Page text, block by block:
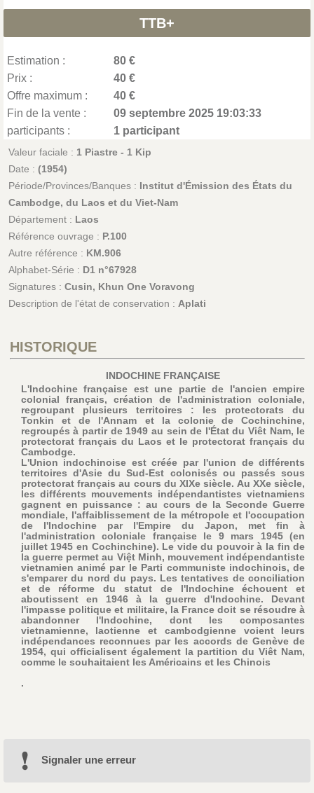
TTB+
Estimation :
80 €
Prix :
40 €
Offre maximum :
40 €
Fin de la vente :
09 septembre 2025 19:03:33
participants :
1 participant
Valeur faciale : 1 Piastre - 1 Kip
Date : (1954)
Période/Provinces/Banques : Institut d'Émission des États du
Cambodge, du Laos et du Viet-Nam
Département : Laos
Référence ouvrage : P.100
Autre référence : KM.906
Alphabet-Série : D1 n°67928
Signatures : Cusin, Khun One Voravong
Description de l'état de conservation : Aplati
HISTORIQUE
INDOCHINE FRANÇAISE
L'Indochine française est une partie de l'ancien empire
colonial français, création de l'administration coloniale,
regroupant plusieurs territoires : les protectorats du
Tonkin et de l'Annam et la colonie de Cochinchine,
regroupés à partir de 1949 au sein de l'État du Viêt Nam, le
protectorat français du Laos et le protectorat français du
Cambodge.
L'Union indochinoise est créée par l'union de différents
territoires d'Asie du Sud-Est colonisés ou passés sous
protectorat français au cours du XIXe siècle. Au XXe siècle,
les différents mouvements indépendantistes vietnamiens
gagnent en puissance : au cours de la Seconde Guerre
mondiale, l'affaiblissement de la métropole et l'occupation
de l'Indochine par l'Empire du Japon, met fin à
l'administration coloniale française le 9 mars 1945 (en
juillet 1945 en Cochinchine). Le vide du pouvoir à la fin de
la guerre permet au Việt Minh, mouvement indépendantiste
vietnamien animé par le Parti communiste indochinois, de
s'emparer du nord du pays. Les tentatives de conciliation
et de réforme du statut de l'Indochine échouent et
aboutissent en 1946 à la guerre d'Indochine. Devant
l'impasse politique et militaire, la France doit se résoudre à
abandonner l'Indochine, dont les composantes
vietnamienne, laotienne et cambodgienne voient leurs
indépendances reconnues par les accords de Genève de
1954, qui officialisent également la partition du Viêt Nam,
comme le souhaitaient les Américains et les Chinois
.
Signaler une erreur